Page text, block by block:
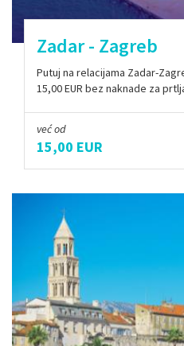
Zadar - Zagreb
Putuj na relacijama Zadar-
15,00 EUR bez naknade za
već od
15,00 EUR